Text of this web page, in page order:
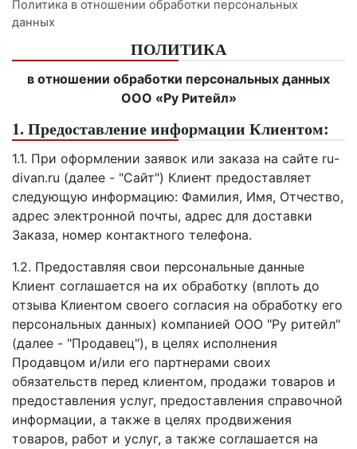
Политика в отношении обработки персональных
данных
ПОЛИТИКА
в отношении обработки персональных данных
ООО «Ру Ритейл»
1. Предоставление информации Клиентом:
1.1. При оформлении заявок или заказа на сайте ru-
divan.ru (далее - "Сайт") Клиент предоставляет
следующую информацию: Фамилия, Имя, Отчество,
адрес электронной почты, адрес для доставки
Заказа, номер контактного телефона.
1.2. Предоставляя свои персональные данные
Клиент соглашается на их обработку (вплоть до
отзыва Клиентом своего согласия на обработку его
персональных данных) компанией ООО "Ру ритейл"
(далее - "Продавец"), в целях исполнения
Продавцом и/или его партнерами своих
обязательств перед клиентом, продажи товаров и
предоставления услуг, предоставления справочной
информации, а также в целях продвижения
товаров, работ и услуг, а также соглашается на